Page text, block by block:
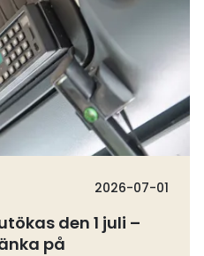
2026-07-01
den 1 juli –
på